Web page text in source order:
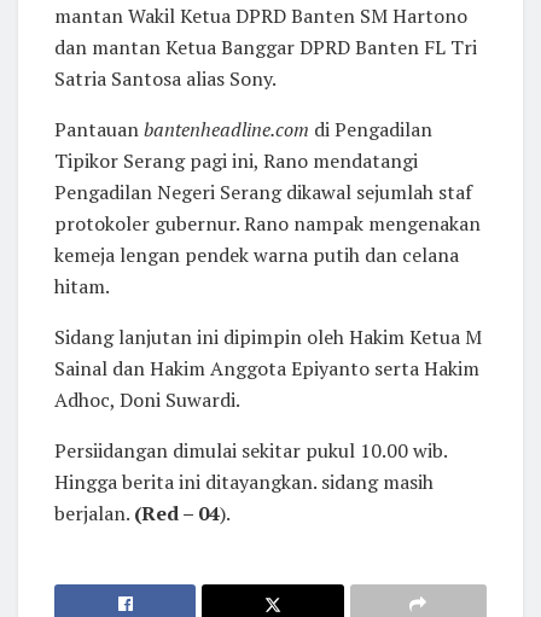
mantan Wakil Ketua DPRD Banten SM Hartono
dan mantan Ketua Banggar DPRD Banten FL Tri
Satria Santosa alias Sony.
Pantauanbantenheadline.com di Pengadilan
Tipikor Serang pagi ini, Rano mendatangi
Pengadilan Negeri Serang dikawal sejumlah staf
protokoler gubernur. Rano nampak mengenakan
kemeja lengan pendek warna putih dan celana
hitam.
Sidang lanjutan ini dipimpin oleh Hakim Ketua M
Sainal dan Hakim Anggota Epiyanto serta Hakim
Adhoc, Doni Suwardi.
Persiidangan dimulai sekitar pukul 10.00 wib.
Hingga berita ini ditayangkan. sidang masih
berjalan. (Red – 04).